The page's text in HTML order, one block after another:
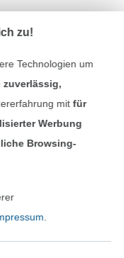
(aktuell
zu!
Technologien um
zuverlässig,
mitfür
Werbung
Browsing-